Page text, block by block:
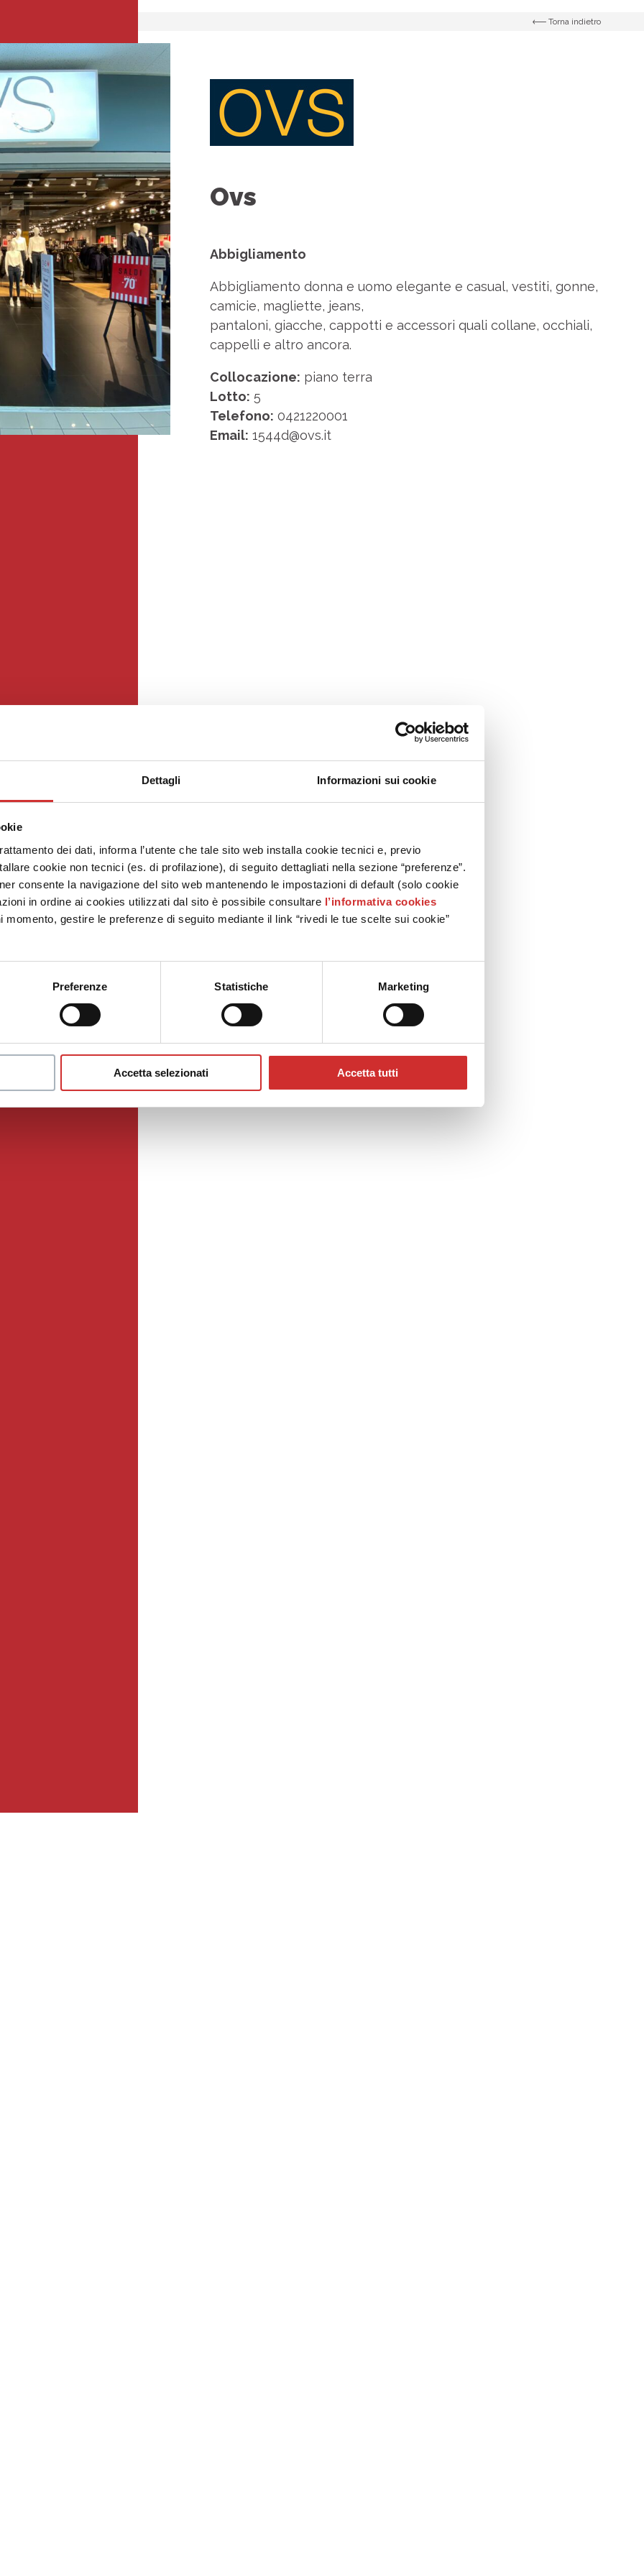
Dettagli Informazioni sui cookie
dei dati, informa l’utente che tale sito web installa cookie tecnici e, previo
cookie non tecnici (es. di profilazione), di seguito dettagliati nella sezione “preferenze”.
consente la navigazione del sito web mantenendo le impostazioni di default (solo cookie
in ordine ai cookies utilizzati dal sito è possibile consultare l’informativa cookies
momento, gestire le preferenze di seguito mediante il link “rivedi le tue scelte sui cookie”
Preferenze Statistiche Marketing
Accetta selezionati Accetta tutti
Torna indietro
Ovs
Abbigliamento
Abbigliamento donna e uomo elegante e casual, vestiti, gonne,
camicie, magliette, jeans,
pantaloni, giacche, cappotti e accessori quali collane, occhiali,
cappelli e altro ancora.
Collocazione: piano terra
Lotto: 5
Telefono: 0421220001
Email: 1544d@ovs.it